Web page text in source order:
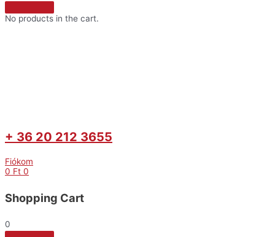
No products in the cart.
+ 36 20 212 3655
Fiókom
0 Ft 0
Shopping Cart
0